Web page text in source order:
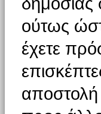
ούτως
έχετε
αποστολή